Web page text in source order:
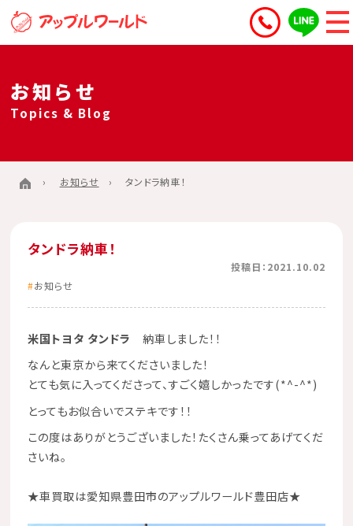
お知らせ
Topics & Blog
お知らせ タンドラ納車！
タンドラ納車！
投稿日：2021.10.02
お知らせ
米国トヨタ タンドラ
納車しました！！
なんと東京から来てくださいました！
とても気に入ってくださって、すごく嬉しかったです(*^-^*)
とってもお似合いでステキです！！
この度はありがとうございました！たくさん乗ってあげてくだ
さいね。
★車買取は愛知県豊田市のアップルワールド豊田店★